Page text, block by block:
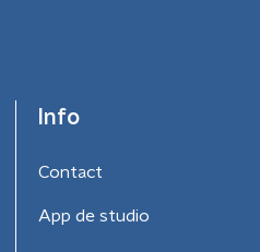
Info
Contact
App de studio